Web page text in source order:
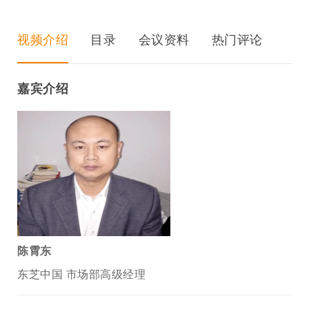
视频介绍 目录 会议资料 热门评论
嘉宾介绍
陈霄东
东芝中国 市场部高级经理